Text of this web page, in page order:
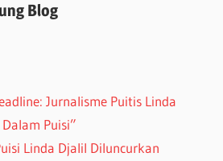
Blog
Jurnalisme Puitis Linda
Puisi”
Linda Djalil Diluncurkan